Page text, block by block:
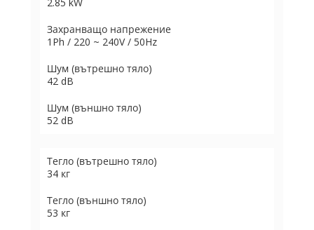
Захранващо напрежение
1Ph / 220 ~ 240V / 50Hz
Шум (вътрешно тяло)
42 dB
Шум (външно тяло)
52 dB
Тегло (вътрешно тяло)
34 кг
Тегло (външно тяло)
53 кг